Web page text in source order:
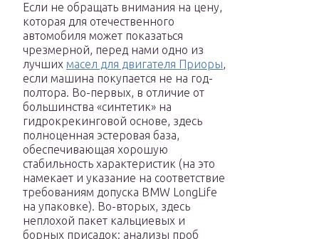
Если не обращать внимания на цену,
которая для отечественного
автомобиля может показаться
чрезмерной, перед нами одно из
лучших масел для двигателя Приоры,
если машина покупается не на год-
полтора. Во-первых, в отличие от
большинства «синтетик» на
гидрокрекинговой основе, здесь
полноценная эстеровая база,
обеспечивающая хорошую
стабильность характеристик (на это
намекает и указание на соответствие
требованиям допуска BMW LongLife
на упаковке). Во-вторых, здесь
неплохой пакет кальциевых и
борных присадок: анализы проб